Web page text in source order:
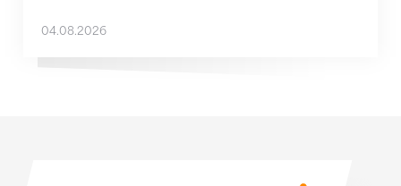
04.08.2026